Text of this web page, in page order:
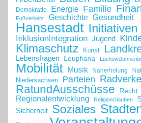
Demokratie Energie Familie
Fußverkehr Geschichte Gesundheit
Hansestadt Initiativen
InklusionIntegration Jugend
Klimaschutz Kunst
Lebensfragen Leuphana
Mobilität Musik Naherholung
Niedersachsen
Parteien
RatundAusschüsse Recht
Regionalentwicklung ReligionGlauben
Sicherheit Soziales